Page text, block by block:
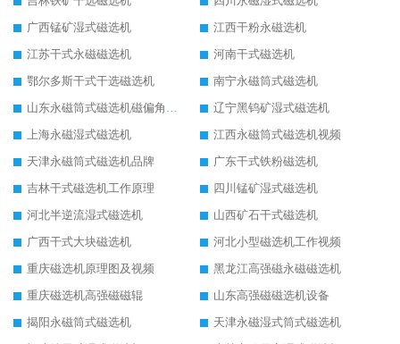
广西锰矿湿式磁选机
江西干粉永磁选机
江苏干式永磁磁选机
河南干式磁选机
鄂尔多斯干式干选磁选机
南宁永磁筒式磁选机
山东永磁筒式磁选机磁偏角怎么调整
辽宁黑钨矿湿式磁选机
上海永磁湿式磁选机
江西永磁筒式磁选机视频
天津永磁筒式磁选机品牌
广东干式铁粉磁选机
吉林干式磁选机工作原理
四川锰矿湿式磁选机
河北半逆流湿式磁选机
山西矿石干式磁选机
广西干式大块磁选机
河北小型磁选机工作视频
重庆磁选机原理图及视频
黑龙江高强磁永磁磁选机
重庆磁选机高强磁磁辊
山东高强磁磁选机设备
揭阳永磁筒式磁选机
天津永磁湿式筒式磁选机